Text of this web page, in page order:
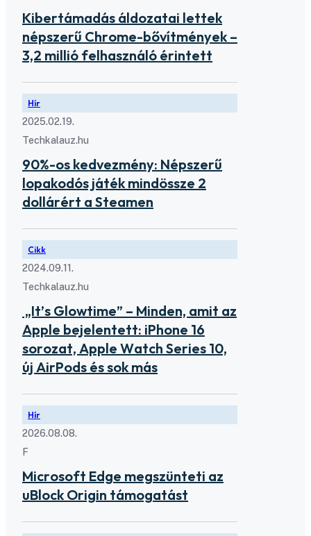
Kibertámadás áldozatai lettek
népszerű Chrome-bővítmények –
3,2 millió felhasználó érintett
Hír
2025.02.19.
Techkalauz.hu
90%-os kedvezmény: Népszerű
lopakodós játék mindössze 2
dollárért a Steamen
Cikk
2024.09.11.
Techkalauz.hu
„It’s Glowtime” – Minden, amit az
Apple bejelentett: iPhone 16
sorozat, Apple Watch Series 10,
új AirPods és sok más
Hír
2026.08.08.
F
Microsoft Edge megszünteti az
uBlock Origin támogatást